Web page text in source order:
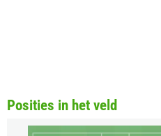
Posities in het veld